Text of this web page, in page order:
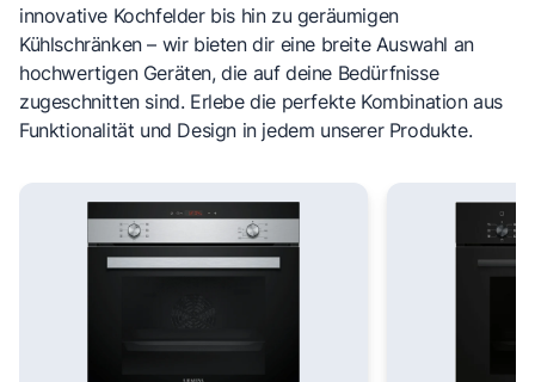
innovative Kochfelder bis hin zu geräumigen
Kühlschränken – wir bieten dir eine breite Auswahl an
hochwertigen Geräten, die auf deine Bedürfnisse
zugeschnitten sind. Erlebe die perfekte Kombination aus
Funktionalität und Design in jedem unserer Produkte.